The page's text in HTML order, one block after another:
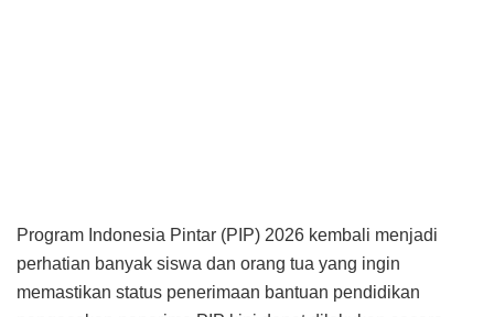
Program Indonesia Pintar (PIP) 2026 kembali menjadi
perhatian banyak siswa dan orang tua yang ingin
memastikan status penerimaan bantuan pendidikan